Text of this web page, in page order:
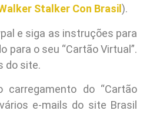
Stalker Con Brasil ).
e siga as instruções para
para o seu “Cartão Virtual”.
do site.
do “Cartão
e-mails do site Brasil